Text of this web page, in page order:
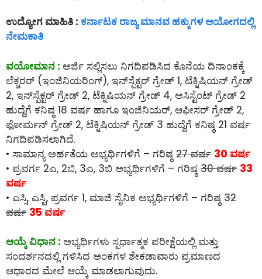
ಉದ್ಯೋಗ ಮಾಹಿತಿ : ಕರ್ನಾಟಕ ರಾಜ್ಯ ಮಾನವ ಹಕ್ಕುಗಳ ಆಯೋಗದಲ್ಲಿ
ನೇಮಕಾತಿ
ವಯೋಮಾನ : ಅರ್ಜಿ ಸಲ್ಲಿಸಲು ನಿಗದಿಪಡಿಸಿದ ಕೊನೆಯ ದಿನಾಂಕಕ್ಕೆ
ಲೆಕ್ಚರರ್ (ಇಂಜಿನಿಯರಿಂಗ್), ಇನ್‌ಸ್ಪೆಕ್ಟರ್ ಗ್ರೇಡ್ 1, ಟೆಕ್ನಿಷಿಯನ್ ಗ್ರೇಡ್
2, ಇನ್‌ಸ್ಪೆಕ್ಟರ್ ಗ್ರೇಡ್ 2, ಟೆಕ್ನಿಷಿಯನ್ ಗ್ರೇಡ್ 4, ಅಸಿಸ್ಟೆಂಟ್ ಗ್ರೇಡ್ 2
ಹುದ್ದೆಗೆ ಕನಿಷ್ಠ 18 ವರ್ಷ ಹಾಗೂ ಇಂಜಿನಿಯರ್, ಆಫೀಸರ್ ಗ್ರೇಡ್ 2,
ಫೋರ್ಮನ್ ಗ್ರೇಡ್ 2, ಟೆಕ್ನಿಷಿಯನ್ ಗ್ರೇಡ್ 3 ಹುದ್ದೆಗೆ ಕನಿಷ್ಠ 21 ವರ್ಷ
ನಿಗದಿಪಡಿಸಲಾಗಿದೆ.
• ಸಾಮಾನ್ಯ ಅರ್ಹತೆಯ ಅಭ್ಯರ್ಥಿಗಳಿಗೆ – ಗರಿಷ್ಠ 27 ವರ್ಷ 30 ವರ್ಷ
• ಪ್ರವರ್ಗ 2ಎ, 2ಬಿ, 3ಎ, 3ಬಿ ಅಭ್ಯರ್ಥಿಗಳಿಗೆ – ಗರಿಷ್ಠ 30 ವರ್ಷ 33
ವರ್ಷ
• ಎಸ್ಸಿ, ಎಸ್ಟಿ, ಪ್ರವರ್ಗ 1, ಮಾಜಿ ಸೈನಿಕ ಅಭ್ಯರ್ಥಿಗಳಿಗೆ – ಗರಿಷ್ಠ 32
ವರ್ಷ 35 ವರ್ಷ
ಆಯ್ಕೆ ವಿಧಾನ : ಅಭ್ಯರ್ಥಿಗಳು ಸ್ಪರ್ಧಾತ್ಮಕ ಪರೀಕ್ಷೆಯಲ್ಲಿ ಮತ್ತು
ಸಂದರ್ಶನದಲ್ಲಿ ಗಳಿಸಿದ ಅಂಕಗಳ ಶೇಕಡಾವಾರು ಪ್ರಮಾಣದ
ಆಧಾರದ ಮೇಲೆ ಆಯ್ಕೆ ಮಾಡಲಾಗುವುದು.